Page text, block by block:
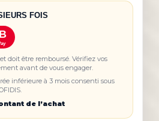
FOIS
doit être remboursé. Vérifiez vos
avant de vous engager.
inférieure à 3 mois consenti sous
de l’achat